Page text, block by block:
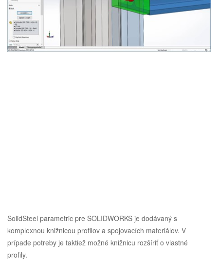
SolidSteel parametric pre SOLIDWORKS je dodávaný s
komplexnou knižnicou profilov a spojovacích materiálov. V
prípade potreby je taktiež možné knižnicu rozšíriť o vlastné
profily.